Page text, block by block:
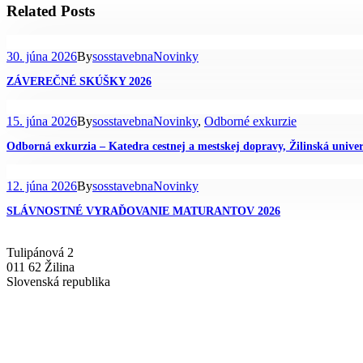
Related Posts
30. júna 2026BysosstavebnaNovinky
ZÁVEREČNÉ SKÚŠKY 2026
15. júna 2026BysosstavebnaNovinky, Odborné exkurzie
Odborná exkurzia – Katedra cestnej a mestskej dopravy, Žilinská
12. júna 2026BysosstavebnaNovinky
SLÁVNOSTNÉ VYRAĎOVANIE MATURANTOV 2026
Tulipánová 2
011 62 Žilina
Slovenská republika